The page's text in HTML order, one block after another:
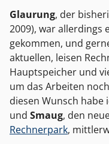
Glaurung, der
2009), war allerdings
gekommen, und
aktuellen, leisen
Hauptspeicher und
um das Arbeiten
diesen Wunsch
und Smaug, den
Rechnerpark,